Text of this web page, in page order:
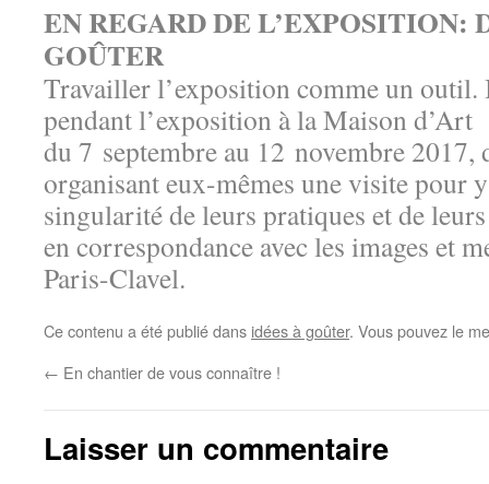
EN REGARD DE L’EXPOSITION:
GOÛTER
Travailler l’exposition comme un outil.
pendant l’exposition à la Maison
du 7 septembre au 12 novembre 2017,
organisant eux-mêmes une visite pour
singularité de leurs pratiques et de
en correspondance avec les images et
Paris-Clavel.
Ce contenu a été publié dans idées à goûter. Vous pouvez le
← En chantier de vous connaître !
Laisser un commentaire